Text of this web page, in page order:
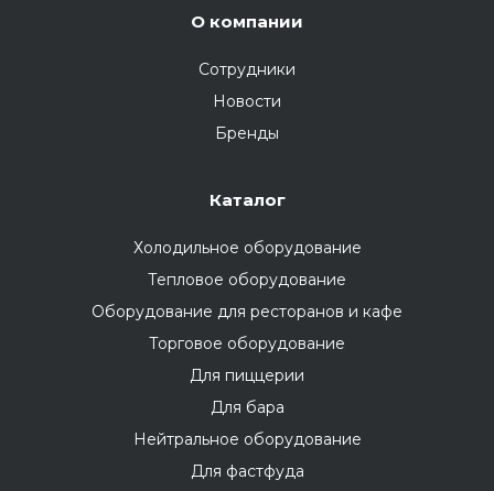
О компании
Сотрудники
Новости
Бренды
Каталог
Холодильное оборудование
Тепловое оборудование
Оборудование для ресторанов и кафе
Торговое оборудование
Для пиццерии
Для бара
Нейтральное оборудование
Для фастфуда